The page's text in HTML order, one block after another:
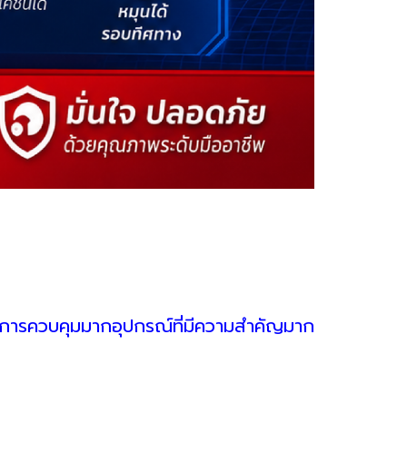
ารควบคุมมากอุปกรณ์ที่มีความสำคัญมาก